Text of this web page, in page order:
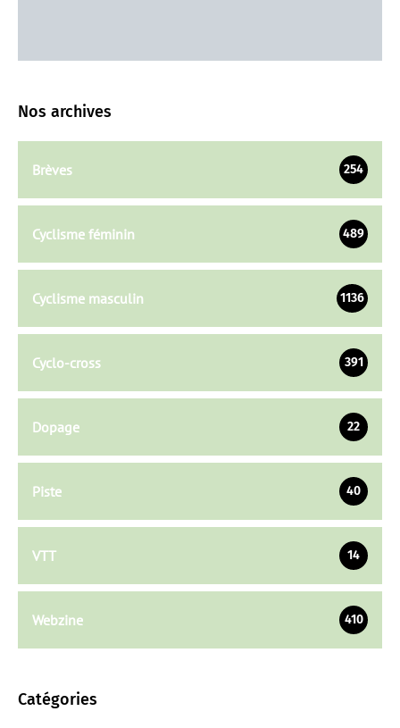
Nos archives
Brèves 254
Cyclisme féminin 489
Cyclisme masculin 1136
Cyclo-cross 391
Dopage 22
Piste 40
VTT 14
Webzine 410
Catégories